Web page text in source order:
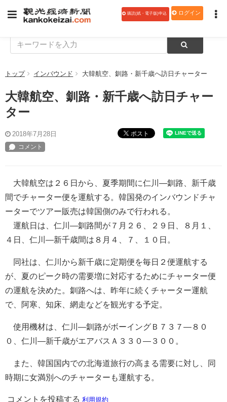
購読(紙・電子版)申込 ログイン
トップ インバウンド 大韓航空、釧路・新千歳へ訪日チャーター
大韓航空、釧路・新千歳へ訪日チャー
ター
2018年7月28日 ポスト
大韓航空は２６日から、夏季期間に仁川―釧路、新千歳
間でチャーター便を運航する。韓国発のインバウンドチャ
ーターでツアー販売は韓国側のみで行われる。
運航日は、仁川―釧路間が７月２６、２９日、８月１、
４日、仁川―新千歳間は８月４、７、１０日。
同社は、仁川から新千歳に定期便を毎日２便運航する
が、夏のピーク時の需要増に対応するためにチャーター便
の運航を決めた。釧路へは、昨年に続くチャーター運航
で、阿寒、知床、網走などを観光する予定。
使用機材は、仁川―釧路がボーイングＢ７３７―８０
０、仁川―新千歳がエアバスＡ３３０―３００。
また、韓国国内での北海道旅行の高まる需要に対し、同
時期に女満別へのチャーターも運航する。